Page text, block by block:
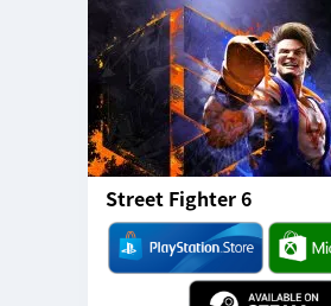
Street Fighter 6